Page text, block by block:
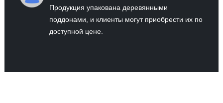
Продукция упакована деревянными
поддонами, и клиенты могут приобрести их по
доступной цене.